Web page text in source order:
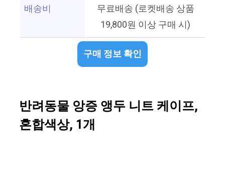
배송비
무료배송 (로켓배송 상품
19,800원 이상 구매 시)
구매 정보 확인
반려동물 앙증 앵두 니트 케이프,
혼합색상, 1개